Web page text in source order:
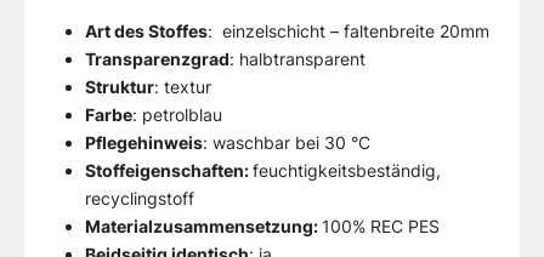
Art des Stoffes: einzelschicht – faltenbreite 20mm
Transparenzgrad: halbtransparent
Struktur: textur
Farbe: petrolblau
Pflegehinweis: waschbar bei 30 °C
Stoffeigenschaften:feuchtigkeitsbeständig,
recyclingstoff
Materialzusammensetzung: 100% REC PES